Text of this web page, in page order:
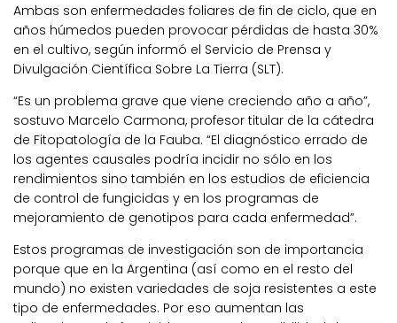
Ambas son enfermedades foliares de fin de ciclo, que en
años húmedos pueden provocar pérdidas de hasta 30%
en el cultivo, según informó el Servicio de Prensa y
Divulgación Científica Sobre La Tierra (SLT).
“Es un problema grave que viene creciendo año a año”,
sostuvo Marcelo Carmona, profesor titular de la cátedra
de Fitopatología de la Fauba. “El diagnóstico errado de
los agentes causales podría incidir no sólo en los
rendimientos sino también en los estudios de eficiencia
de control de fungicidas y en los programas de
mejoramiento de genotipos para cada enfermedad”.
Estos programas de investigación son de importancia
porque que en la Argentina (así como en el resto del
mundo) no existen variedades de soja resistentes a este
tipo de enfermedades. Por eso aumentan las